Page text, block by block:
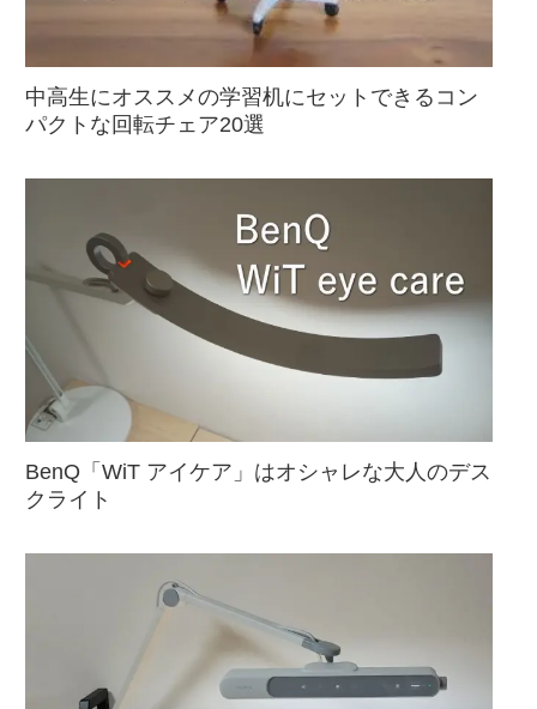
中高生にオススメの学習机にセットできるコン
パクトな回転チェア20選
BenQ「WiT アイケア」はオシャレな大人のデス
クライト